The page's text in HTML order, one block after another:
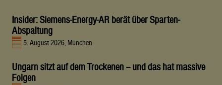
Insider: Siemens-Energy-AR berät über Sparten-
Abspaltung
5. August 2026, München
Ungarn sitzt auf dem Trockenen – und das hat massive
Folgen